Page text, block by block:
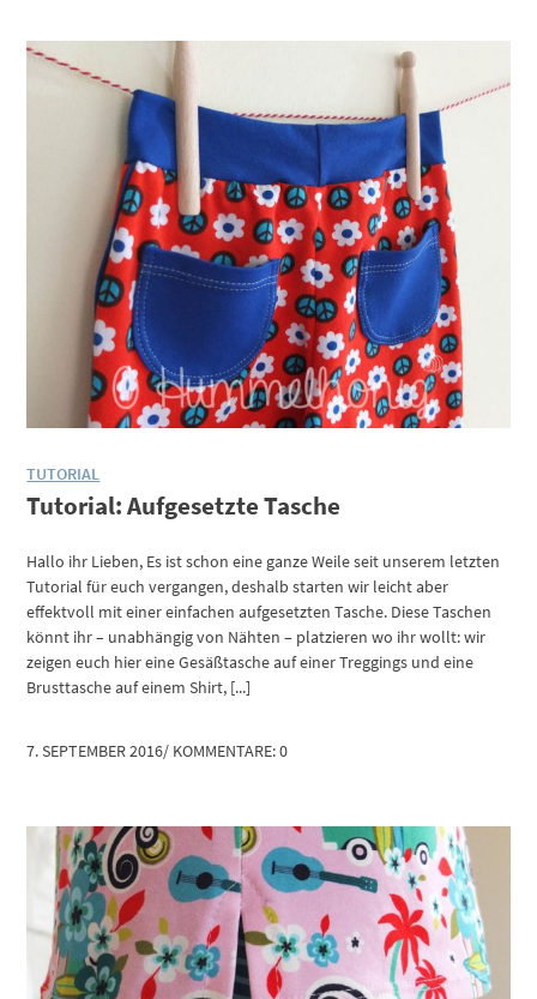
TUTORIAL
Tutorial: Aufgesetzte Tasche
Hallo ihr Lieben, Es ist schon eine ganze Weile seit unserem letzten
Tutorial für euch vergangen, deshalb starten wir leicht aber
effektvoll mit einer einfachen aufgesetzten Tasche. Diese Taschen
könnt ihr – unabhängig von Nähten – platzieren wo ihr wollt: wir
zeigen euch hier eine Gesäßtasche auf einer Treggings und eine
Brusttasche auf einem Shirt, [...]
7. SEPTEMBER 2016/ KOMMENTARE: 0